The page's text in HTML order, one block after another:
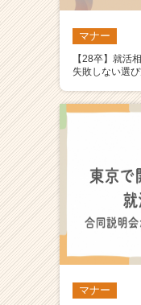
マナー
【28卒】就活
失敗しない選
マナー